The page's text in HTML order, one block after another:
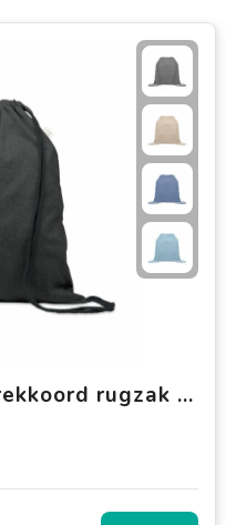
CABETRI COLOUR - Trekkoord rugzak gerecycled